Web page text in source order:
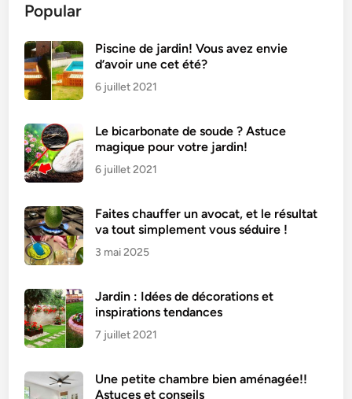
Popular
Piscine de jardin! Vous avez envie
d’avoir une cet été?
6 juillet 2021
Le bicarbonate de soude ? Astuce
magique pour votre jardin!
6 juillet 2021
Faites chauffer un avocat, et le résultat
va tout simplement vous séduire !
3 mai 2025
Jardin : Idées de décorations et
inspirations tendances
7 juillet 2021
Une petite chambre bien aménagée!!
Astuces et conseils